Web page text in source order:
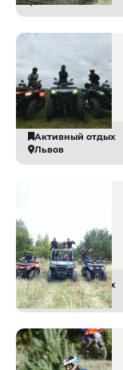
Активный отдых
Львов
Активный отдых
Львов